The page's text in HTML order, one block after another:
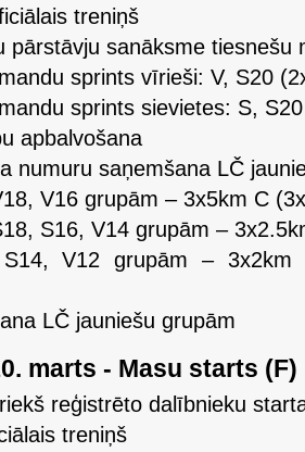
treniņš
pārstāvju sanāksme tiesnešu
sprints vīrieši: V, S20
sprints sievietes: S,
apbalvošana
numuru saņemšana LČ
V16 grupām – 3x5km C
S16, V14 grupām –
V12 grupām –
LČ jauniešu grupām
marts - Masu starts
reģistrēto dalībnieku
treniņš